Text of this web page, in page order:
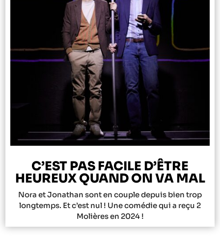
C’EST PAS FACILE D’ÊTRE
HEUREUX QUAND ON VA MAL
Nora et Jonathan sont en couple depuis bien trop
longtemps. Et c’est nul ! Une comédie qui a reçu 2
Molières en 2024 !